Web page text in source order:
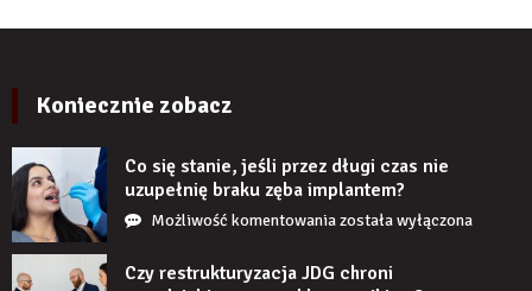
zamontowaniu?
Koniecznie zobacz
Co się stanie, jeśli przez długi czas nie
uzupełnię braku zęba implantem?
Możliwość komentowaniaCo
stanie,
została wyłączona
Czy restrukturyzacja JDG chroni